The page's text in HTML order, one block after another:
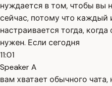
нуждается в том, чтобы вы
сейчас, потому что каждый
настраивается тогда,
нужен. Если сегодня
11:01
Speaker A
вам хватает обычного чата,